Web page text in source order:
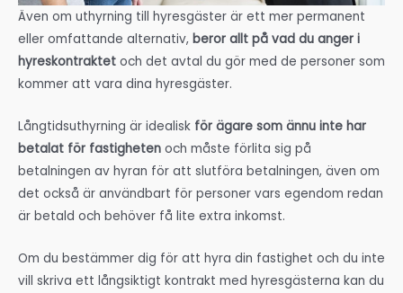
Även om uthyrning till hyresgäster är ett mer permanent
eller omfattande alternativ, beror allt på vad du anger i
hyreskontraktet och det avtal du gör med de personer som
kommer att vara dina hyresgäster.
Långtidsuthyrning är idealisk för ägare som ännu inte har
betalat för fastigheten och måste förlita sig på
betalningen av hyran för att slutföra betalningen, även om
det också är användbart för personer vars egendom redan
är betald och behöver få lite extra inkomst.
Om du bestämmer dig för att hyra din fastighet och du inte
vill skriva ett långsiktigt kontrakt med hyresgästerna kan du